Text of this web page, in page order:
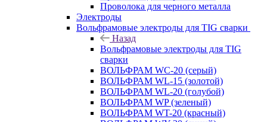
Проволока для черного металла
Электроды
Вольфрамовые электроды для TIG сварки
Назад
Вольфрамовые электроды для TIG
сварки
ВОЛЬФРАМ WC-20 (серый)
ВОЛЬФРАМ WL-15 (золотой)
ВОЛЬФРАМ WL-20 (голубой)
ВОЛЬФРАМ WP (зеленый)
ВОЛЬФРАМ WT-20 (красный)